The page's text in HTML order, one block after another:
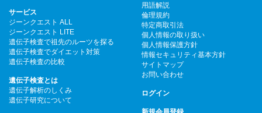
サービス
ジーンクエスト ALL
ジーンクエスト LITE
遺伝子検査で祖先のルーツを探る
遺伝子検査でダイエット対策
遺伝子検査の比較
遺伝子検査とは
遺伝子解析のしくみ
遺伝子研究について
用語解説
倫理規約
特定商取引法
個人情報の取り扱い
個人情報保護方針
情報セキュリティ基本方針
サイトマップ
お問い合わせ
ログイン